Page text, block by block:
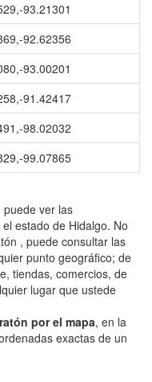
93.21301
92.62356
93.00201
91.42417
98.02032
99.07865
ver las
estado de Hidalgo. No
, puede consultar las
punto geográfico; de
tiendas, comercios, de
lugar que ustede
por el mapa, en la
exactas de un